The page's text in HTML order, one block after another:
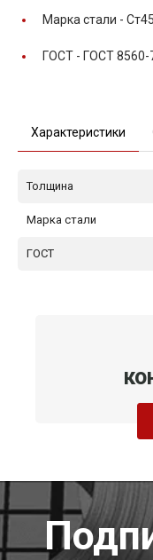
Марка стали -
ГОСТ - ГОСТ 8560-
Характеристики
Толщина
Марка стали
ГОСТ